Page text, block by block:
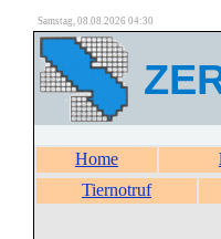
Samstag, 08.08.2026 04:30
Home
Tiernotruf